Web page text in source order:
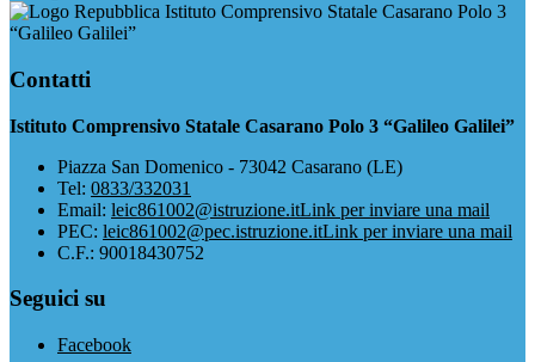
Istituto Comprensivo Statale Casarano Polo 3
“Galileo Galilei”
Contatti
Istituto Comprensivo Statale Casarano Polo 3 “Galileo Galilei”
Piazza San Domenico - 73042 Casarano (LE)
Tel: 0833/332031
Email: leic861002@istruzione.itLink per inviare una mail
PEC: leic861002@pec.istruzione.itLink per inviare una mail
C.F.: 90018430752
Seguici su
Facebook